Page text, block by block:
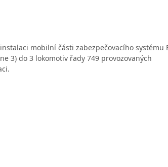
mobilní části zabezpečovacího systému
3) do 3 lokomotiv řady 749 provozovaných